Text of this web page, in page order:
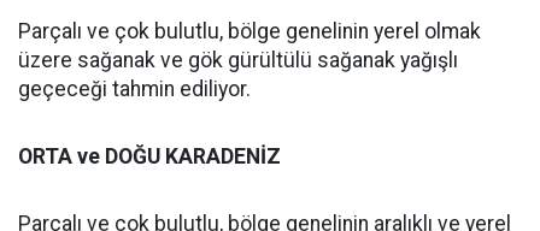
Parçalı ve çok bulutlu, bölge genelinin yerel olmak
üzere sağanak ve gök gürültülü sağanak yağışlı
geçeceği tahmin ediliyor.
ORTA ve DOĞU KARADENİZ
Parçalı ve çok bulutlu, bölge genelinin aralıklı ve yerel